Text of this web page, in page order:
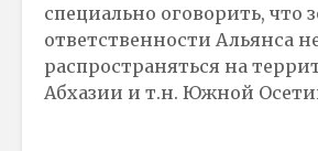
специально оговорить, что
ответственности Альянса
распространяться на
Абхазии и т.н. Южной